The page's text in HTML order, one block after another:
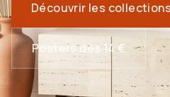
Découvrir les collections
Posters dès 14 €